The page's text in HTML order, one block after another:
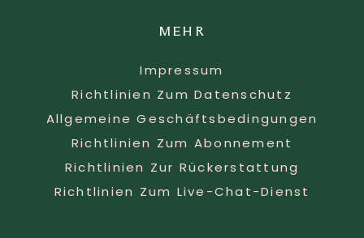
MEHR
Impressum
Richtlinien Zum Datenschutz
Allgemeine Geschäftsbedingungen
Richtlinien Zum Abonnement
Richtlinien Zur Rückerstattung
Richtlinien Zum Live-Chat-Dienst